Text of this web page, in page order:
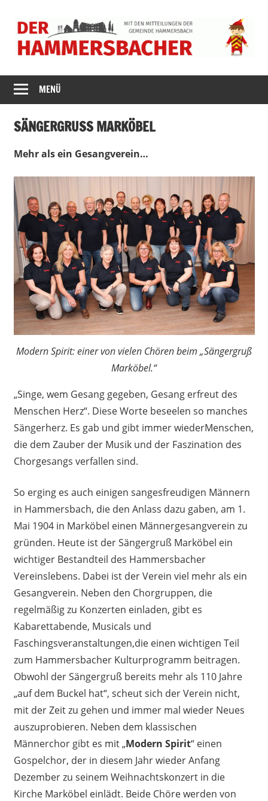
Inhalt
springen
DER
MENÜ
SÄNGERGRUSS MARKÖBEL
Mehr als ein Gesangverein…
Modern Spirit: einer von vielen Chören beim „Sängergruß
Marköbel.“
„Singe, wem Gesang gegeben, Gesang erfreut des
Menschen Herz“. Diese Worte beseelen so manches
Sängerherz. Es gab und gibt immer wiederMenschen,
die dem Zauber der Musik und der Faszination des
Chorgesangs verfallen sind.
So erging es auch einigen sangesfreudigen Männern
in Hammersbach, die den Anlass dazu gaben, am 1.
Mai 1904 in Marköbel einen Männergesangverein zu
gründen. Heute ist der Sängergruß Marköbel ein
wichtiger Bestandteil des Hammersbacher
Vereinslebens. Dabei ist der Verein viel mehr als ein
Gesangverein. Neben den Chorgruppen, die
regelmäßig zu Konzerten einladen, gibt es
Kabarettabende, Musicals und
Faschingsveranstaltungen,die einen wichtigen Teil
zum Hammersbacher Kulturprogramm beitragen.
Obwohl der Sängergruß bereits mehr als 110 Jahre
„auf dem Buckel hat“, scheut sich der Verein nicht,
mit der Zeit zu gehen und immer mal wieder Neues
auszuprobieren. Neben dem klassischen
Männerchor gibt es mit „Modern Spirit“ einen
Gospelchor, der in diesem Jahr wieder Anfang
Dezember zu seinem Weihnachtskonzert in die
Kirche Marköbel einlädt. Beide Chöre werden von